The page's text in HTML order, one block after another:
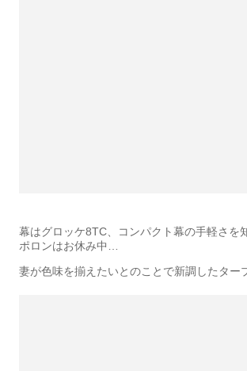
幕はグロッケ8TC、コンパクト幕の手軽さを
ポロンはお休み中…
妻が色味を揃えたいとのことで新調したター